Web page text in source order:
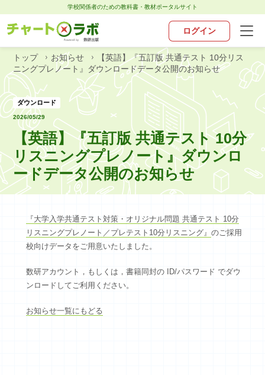
学校関係者のための教科書・教材ポータルサイト
トップ
チャート×ラボとは
お知らせ
教科別ポータル
お問い合わせ
ログイン
ログイン
トップ お知らせ
【英語】『五訂版 共通テスト 10分リス
ニングプレノート』ダウンロードデータ公開のお知らせ
ダウンロード
2026/05/29
【英語】『五訂版 共通テスト 10分
リスニングプレノート』ダウンロ
ードデータ公開のお知らせ
『大学入学共通テスト対策・オリジナル問題 共通テスト 10分
リスニングプレノート／プレテスト10分リスニング』 のご採用
校向けデータをご用意いたしました。
数研アカウント，もしくは，書籍同封の ID/パスワード でダウ
ンロードしてご利用ください。
お知らせ一覧にもどる